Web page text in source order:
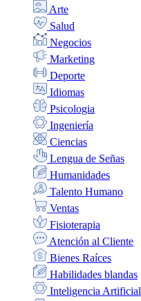
Arte
Salud
Negocios
Marketing
Deporte
Idiomas
Psicologia
Ingeniería
Ciencias
Lengua de Señas
Humanidades
Talento Humano
Ventas
Fisioterapia
Atención al Cliente
Bienes Raíces
Habilidades blandas
Inteligencia Artificial